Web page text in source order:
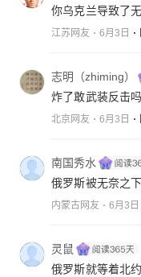
你乌克兰导致了
江苏网友 6月3日
志明（zhiming）
炸了敢武装反击吗
北京网友 6月3日
南国秀水
俄罗斯被无奈之
内蒙古网友 6月3日
灵鼠
俄罗斯就等着北